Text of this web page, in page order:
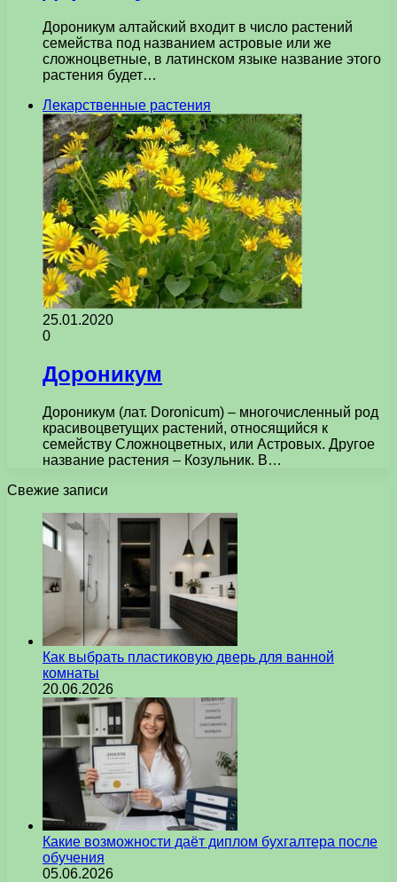
Дороникум алтайский входит в число растений
семейства под названием астровые или же
сложноцветные, в латинском языке название этого
растения будет…
Лекарственные растения
25.01.2020
0
Дороникум
Дороникум (лат. Doronicum) – многочисленный род
красивоцветущих растений, относящийся к
семейству Сложноцветных, или Астровых. Другое
название растения – Козульник. В…
Свежие записи
Как выбрать пластиковую дверь для ванной
комнаты
20.06.2026
Какие возможности даёт диплом бухгалтера после
обучения
05.06.2026